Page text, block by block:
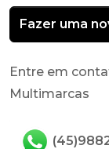
Fazer uma
Entre em
Multimarcas